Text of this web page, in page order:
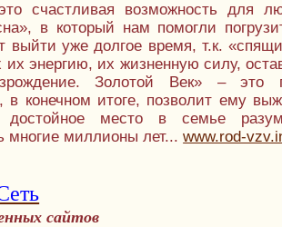
счастливая возможность для
в который нам помогли
выйти уже долгое время, т.к.
энергию, их жизненную силу,
Золотой Век» – это
в конечном итоге, позволит ему
достойное место в семье
многие миллионы лет...www.rod-
сайтов